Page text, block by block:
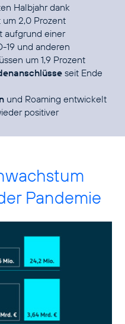
Halbjahr dank
2,0 Prozent
aufgrund einer
19 und anderen
um 1,9 Prozent
seit Ende
und Roaming entwickelt
positiver
Pandemie